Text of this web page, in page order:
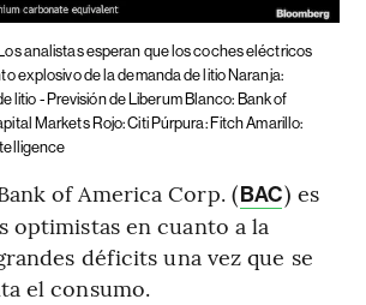
Los analistas esperan que los coches eléctricos
explosivo de la demanda de litio Naranja:
litio - Previsión de Liberum Blanco: Bank of
Markets Rojo: Citi Púrpura: Fitch Amarillo:
of America Corp. (BAC) es
optimistas en cuanto a la
déficits una vez que se
el consumo.